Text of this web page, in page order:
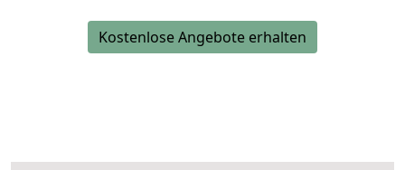
Kostenlose Angebote erhalten